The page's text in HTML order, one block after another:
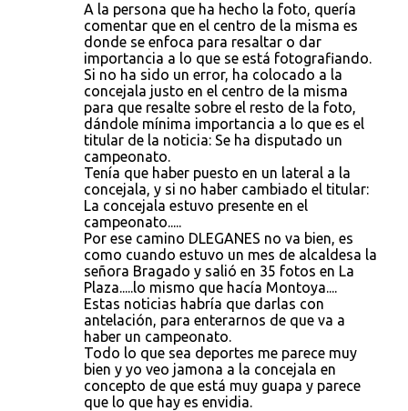
A la persona que ha hecho la foto, quería
comentar que en el centro de la misma es
donde se enfoca para resaltar o dar
importancia a lo que se está fotografiando.
Si no ha sido un error, ha colocado a la
concejala justo en el centro de la misma
para que resalte sobre el resto de la foto,
dándole mínima importancia a lo que es el
titular de la noticia: Se ha disputado un
campeonato.
Tenía que haber puesto en un lateral a la
concejala, y si no haber cambiado el titular:
La concejala estuvo presente en el
campeonato.....
Por ese camino DLEGANES no va bien, es
como cuando estuvo un mes de alcaldesa la
señora Bragado y salió en 35 fotos en La
Plaza.....lo mismo que hacía Montoya....
Estas noticias habría que darlas con
antelación, para enterarnos de que va a
haber un campeonato.
Todo lo que sea deportes me parece muy
bien y yo veo jamona a la concejala en
concepto de que está muy guapa y parece
que lo que hay es envidia.